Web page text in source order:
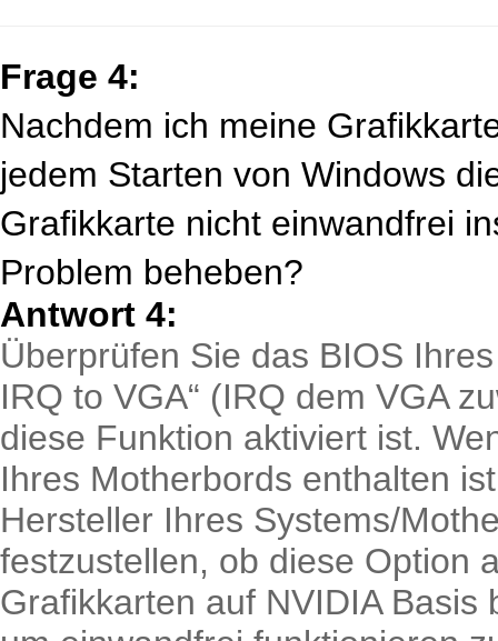
Frage 4:
Nachdem ich meine
jedem Starten von Windows
Grafikkarte nicht einwandfrei
Problem beheben?
Antwort 4:
Überprüfen Sie das BIOS
IRQ to VGA“ (IRQ dem VGA
diese Funktion aktiviert ist.
Ihres Motherbords enthalten
Hersteller Ihres Systems/
festzustellen, ob diese Option
Grafikkarten auf NVIDIA